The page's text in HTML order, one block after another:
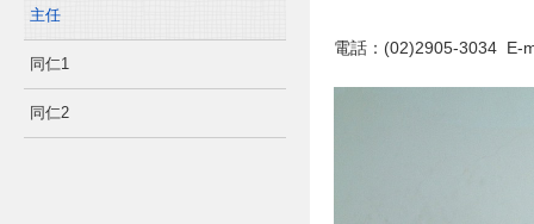
主任
同仁1
同仁2
電話：(02)2905-3034 E-